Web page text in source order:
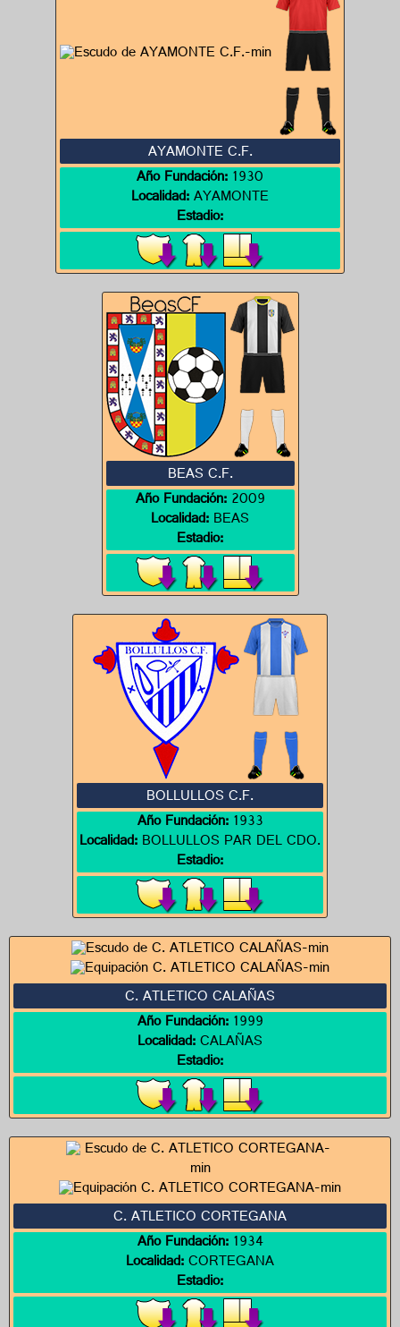
AYAMONTE C.F.
Año Fundación:1930
Localidad:AYAMONTE
Estadio:
BEAS C.F.
Año Fundación:2009
Localidad:BEAS
Estadio:
BOLLULLOS C.F.
Año Fundación:1933
Localidad:BOLLULLOS PAR DEL CDO.
Estadio:
C. ATLETICO CALAÑAS
Año Fundación:1999
Localidad:CALAÑAS
Estadio:
C. ATLETICO CORTEGANA
Año Fundación:1934
Localidad:CORTEGANA
Estadio: